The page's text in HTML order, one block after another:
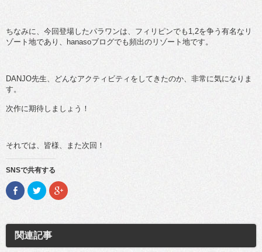
ちなみに、今回登場したパラワンは、フィリピンでも1,2を争う有名なリ
ゾート地であり、hanasoブログでも頻出のリゾート地です。
DANJO先生、どんなアクティビティをしてきたのか、非常に気になりま
す。
次作に期待しましょう！
それでは、皆様、また次回！
SNSで共有する
F
a
o
o
k
で
ク
リ
て
T
w
i
ク
リ
て
o
関連記事